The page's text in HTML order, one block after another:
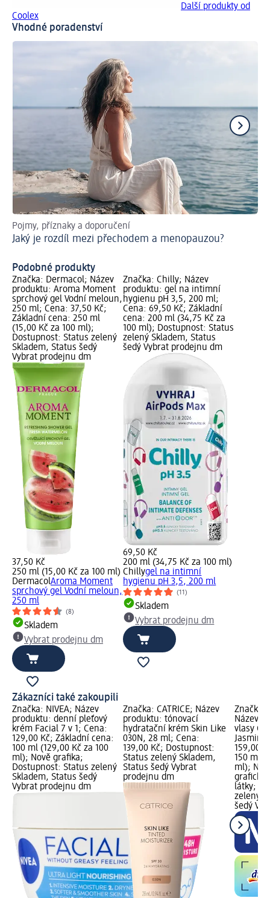
Další produkty od
Coolex
Vhodné poradenství
Pojmy, příznaky a doporučení
Jaký je rozdíl mezi přechodem a menopauzou?
Podobné produkty
Značka: Dermacol; Název
produktu: Aroma Moment
sprchový gel Vodní meloun,
250 ml; Cena: 37,50 Kč;
Základní cena: 250 ml
(15,00 Kč za 100 ml);
Dostupnost: Status zelený
Skladem, Status šedý
Vybrat prodejnu dm
37,50 Kč
250 ml (15,00 Kč za 100 ml)
DermacolAroma Moment
sprchový gel Vodní meloun,
250 ml
(8)
Skladem
Vybrat prodejnu dm
Značka: Chilly; Název
produktu: gel na intimní
hygienu pH 3,5, 200 ml;
Cena: 69,50 Kč; Základní
cena: 200 ml (34,75 Kč za
100 ml); Dostupnost: Status
zelený Skladem, Status
šedý Vybrat prodejnu dm
69,50 Kč
200 ml (34,75 Kč za 100 ml)
Chillygel na intimní
hygienu pH 3,5, 200 ml
(11)
Skladem
Vybrat prodejnu dm
Zákazníci také zakoupili
Značka: NIVEA; Název
produktu: denní pleťový
krém Facial 7 v 1; Cena:
129,00 Kč; Základní cena:
100 ml (129,00 Kč za 100
ml); Nově grafika;
Dostupnost: Status zelený
Skladem, Status šedý
Vybrat prodejnu dm
Značka: CATRICE; Název
produktu: tónovací
hydratační krém Skin Like
030N, 28 ml; Cena:
139,00 Kč; Dostupnost:
Status zelený Skladem,
Status šedý Vybrat
prodejnu dm
Značka:
Název
vlasy
159,00
150 ml
ml);
grafický;
látky;
zelený
šedý